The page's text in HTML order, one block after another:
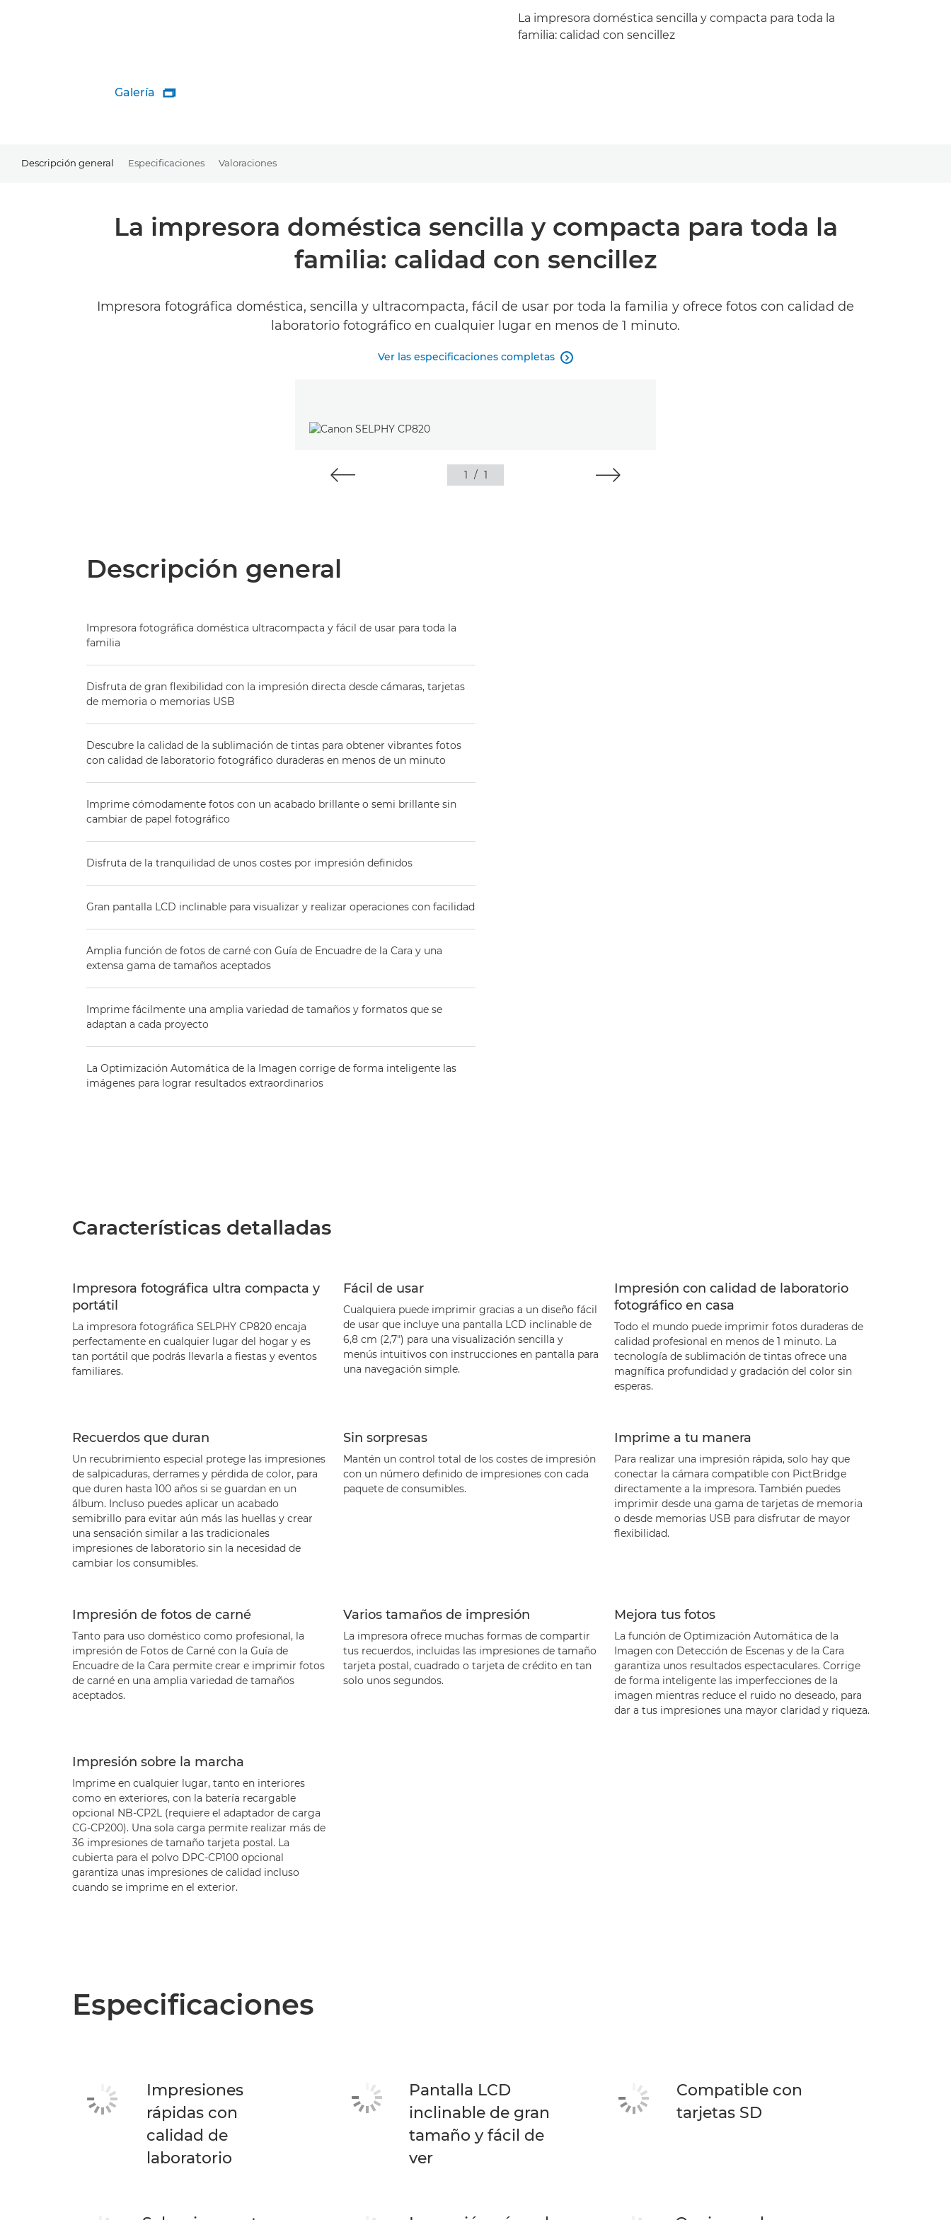
Galería 
La impresora doméstica sencilla y compacta para toda la
familia: calidad con sencillez
Descripción general Especificaciones Valoraciones
La impresora doméstica sencilla y compacta para toda la
familia: calidad con sencillez
Impresora fotográfica doméstica, sencilla y ultracompacta, fácil de usar por toda la familia y ofrece fotos con calidad de
laboratorio fotográfico en cualquier lugar en menos de 1 minuto.
Ver las especificaciones completas 
1 / 1
Descripción general
Impresora fotográfica doméstica ultracompacta y fácil de usar para toda la
familia
Disfruta de gran flexibilidad con la impresión directa desde cámaras, tarjetas
de memoria o memorias USB
Descubre la calidad de la sublimación de tintas para obtener vibrantes fotos
con calidad de laboratorio fotográfico duraderas en menos de un minuto
Imprime cómodamente fotos con un acabado brillante o semi brillante sin
cambiar de papel fotográfico
Disfruta de la tranquilidad de unos costes por impresión definidos
Gran pantalla LCD inclinable para visualizar y realizar operaciones con facilidad
Amplia función de fotos de carné con Guía de Encuadre de la Cara y una
extensa gama de tamaños aceptados
Imprime fácilmente una amplia variedad de tamaños y formatos que se
adaptan a cada proyecto
La Optimización Automática de la Imagen corrige de forma inteligente las
imágenes para lograr resultados extraordinarios
Características detalladas
Impresora fotográfica ultra compacta y
portátil
La impresora fotográfica SELPHY CP820 encaja
perfectamente en cualquier lugar del hogar y es
tan portátil que podrás llevarla a fiestas y eventos
familiares.
Fácil de usar
Cualquiera puede imprimir gracias a un diseño fácil
de usar que incluye una pantalla LCD inclinable de
6,8 cm (2,7") para una visualización sencilla y
menús intuitivos con instrucciones en pantalla para
una navegación simple.
Impresión con calidad de laboratorio
fotográfico en casa
Todo el mundo puede imprimir fotos duraderas de
calidad profesional en menos de 1 minuto. La
tecnología de sublimación de tintas ofrece una
magnífica profundidad y gradación del color sin
esperas.
Recuerdos que duran
Un recubrimiento especial protege las impresiones
de salpicaduras, derrames y pérdida de color, para
que duren hasta 100 años si se guardan en un
álbum. Incluso puedes aplicar un acabado
semibrillo para evitar aún más las huellas y crear
una sensación similar a las tradicionales
impresiones de laboratorio sin la necesidad de
cambiar los consumibles.
Sin sorpresas
Mantén un control total de los costes de impresión
con un número definido de impresiones con cada
paquete de consumibles.
Imprime a tu manera
Para realizar una impresión rápida, solo hay que
conectar la cámara compatible con PictBridge
directamente a la impresora. También puedes
imprimir desde una gama de tarjetas de memoria
o desde memorias USB para disfrutar de mayor
flexibilidad.
Impresión de fotos de carné
Tanto para uso doméstico como profesional, la
impresión de Fotos de Carné con la Guía de
Encuadre de la Cara permite crear e imprimir fotos
de carné en una amplia variedad de tamaños
aceptados.
Varios tamaños de impresión
La impresora ofrece muchas formas de compartir
tus recuerdos, incluidas las impresiones de tamaño
tarjeta postal, cuadrado o tarjeta de crédito en tan
solo unos segundos.
Mejora tus fotos
La función de Optimización Automática de la
Imagen con Detección de Escenas y de la Cara
garantiza unos resultados espectaculares. Corrige
de forma inteligente las imperfecciones de la
imagen mientras reduce el ruido no deseado, para
dar a tus impresiones una mayor claridad y riqueza.
Impresión sobre la marcha
Imprime en cualquier lugar, tanto en interiores
como en exteriores, con la batería recargable
opcional NB-CP2L (requiere el adaptador de carga
CG-CP200). Una sola carga permite realizar más de
36 impresiones de tamaño tarjeta postal. La
cubierta para el polvo DPC-CP100 opcional
garantiza unas impresiones de calidad incluso
cuando se imprime en el exterior.
Especificaciones
Impresiones
rápidas con
calidad de
laboratorio
Pantalla LCD
inclinable de gran
tamaño y fácil de
ver
Compatible con
tarjetas SD